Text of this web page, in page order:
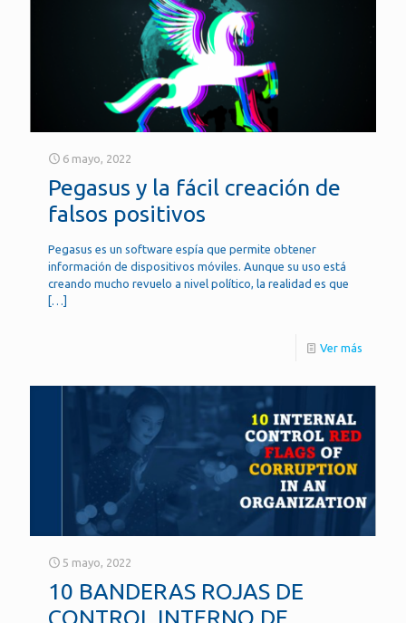
6 mayo, 2022
Pegasus y la fácil creación de
falsos positivos
Pegasus es un software espía que permite obtener
información de dispositivos móviles. Aunque su uso está
creando mucho revuelo a nivel político, la realidad es que
[…]
Ver más
5 mayo, 2022
10 BANDERAS ROJAS DE
CONTROL INTERNO DE